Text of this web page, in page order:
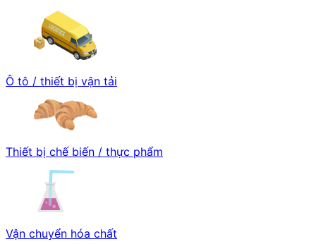
Ô tô / thiết bị vận tải
Thiết bị chế biến / thực phẩm
Vận chuyển hóa chất